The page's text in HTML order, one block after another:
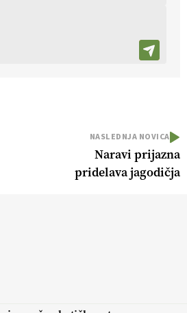
NASLEDNJA NOVICA
Naravi prijazna
pridelava jagodičja